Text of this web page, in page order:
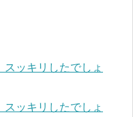
スッキリしたでしょ
スッキリしたでしょ